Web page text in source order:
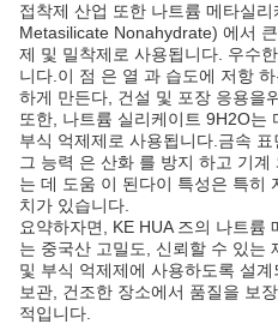
접착제 산업 또한 나트륨 메타실
Metasilicate Nonahydrate) 에서
제 및 밀착제로 사용됩니다. 우수
니다.이 점 은 열 과 습도에 저항
하게 만든다, 건설 및 포장 응용을
또한, 나트륨 실리케이트 9H2O는
부식 억제제로 사용됩니다.금속
그 능력 은 산화 를 방지 하고 기
는 데 도움 이 된다이 특성은 특히
치가 있습니다.
요약하자면, KE HUA 즈의 나트륨
는 중국산 고밀도, 신뢰할 수 있는
및 부식 억제제에 사용하도록 설
보관, 건조한 장소에서 품질을 보
적입니다.